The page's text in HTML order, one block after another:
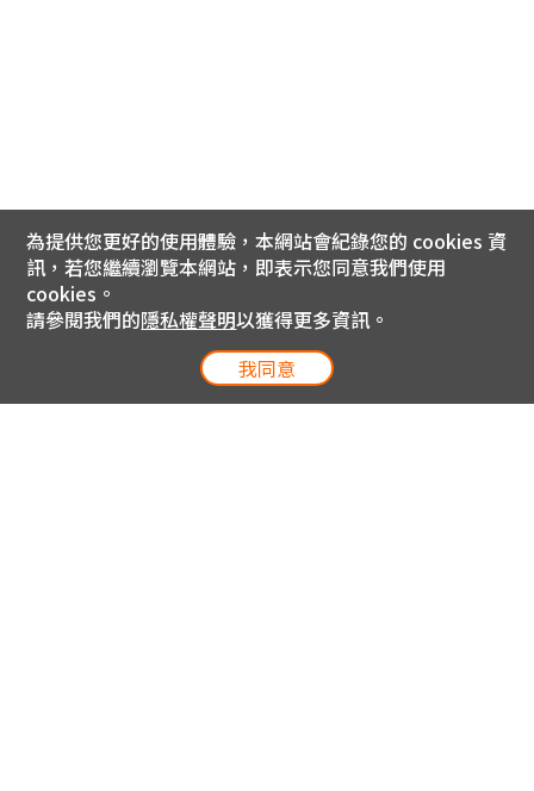
為提供您更好的使用體驗，本網站會紀錄您的 cookies 資
訊，若您繼續瀏覽本網站，即表示您同意我們使用
cookies。
請參閱我們的隱私權聲明以獲得更多資訊。
我同意